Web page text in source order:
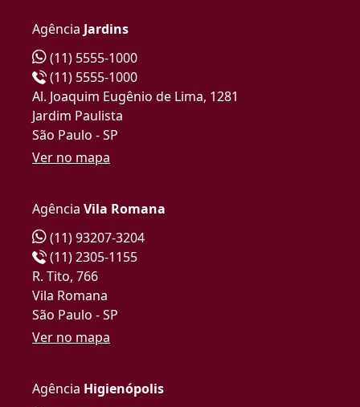
Agência Jardins
(11) 5555-1000
(11) 5555-1000
Al. Joaquim Eugênio de Lima, 1281
Jardim Paulista
São Paulo - SP
Ver no mapa
Agência Vila Romana
(11) 93207-3204
(11) 2305-1155
R. Tito, 766
Vila Romana
São Paulo - SP
Ver no mapa
Agência Higienópolis